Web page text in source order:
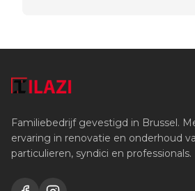
Familiebedrijf gevestigd in Brussel.
ervaring in renovatie en onderhoud
particulieren, syndici en professionals.